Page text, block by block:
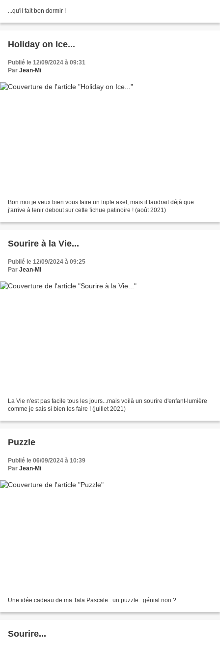
...qu'il fait bon dormir !
Holiday on Ice...
Publié le 12/09/2024 à 09:31
Par Jean-Mi
Bon moi je veux bien vous faire un triple axel, mais il faudrait déjà que
j'arrive à tenir debout sur cette fichue patinoire ! (août 2021)
Sourire à la Vie...
Publié le 12/09/2024 à 09:25
Par Jean-Mi
La Vie n'est pas facile tous les jours...mais voilà un sourire d'enfant-lumière
comme je sais si bien les faire ! (juillet 2021)
Puzzle
Publié le 06/09/2024 à 10:39
Par Jean-Mi
Une idée cadeau de ma Tata Pascale...un puzzle...génial non ?
Sourire...